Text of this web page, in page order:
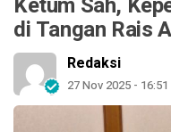
di Tangan Rais
Redaksi
27 Nov 2025 - 16:51